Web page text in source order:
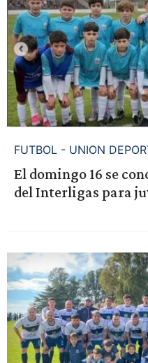
FUTBOL - UNION
El domingo 16 se
del Interligas para